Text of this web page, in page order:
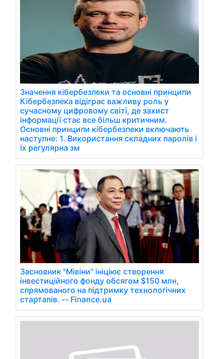
Значення кібербезпеки та основні принципи
Кібербезпека відіграє важливу роль у
сучасному цифровому світі, де захист
інформації стає все більш критичним.
Основні принципи кібербезпеки включають
наступне: 1. Використання складних паролів і
їх регулярна зм
Засновник "Мівіни" ініціює створення
інвестиційного фонду обсягом $150 млн,
спрямованого на підтримку технологічних
стартапів. -- Finance.ua